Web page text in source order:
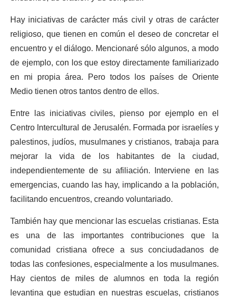
Hay iniciativas de carácter más civil y otras de carácter
religioso, que tienen en común el deseo de concretar el
encuentro y el diálogo. Mencionaré sólo algunos, a modo
de ejemplo, con los que estoy directamente familiarizado
en mi propia área. Pero todos los países de Oriente
Medio tienen otros tantos dentro de ellos.
Entre las iniciativas civiles, pienso por ejemplo en el
Centro Intercultural de Jerusalén. Formada por israelíes y
palestinos, judíos, musulmanes y cristianos, trabaja para
mejorar la vida de los habitantes de la ciudad,
independientemente de su afiliación. Interviene en las
emergencias, cuando las hay, implicando a la población,
facilitando encuentros, creando voluntariado.
También hay que mencionar las escuelas cristianas. Esta
es una de las importantes contribuciones que la
comunidad cristiana ofrece a sus conciudadanos de
todas las confesiones, especialmente a los musulmanes.
Hay cientos de miles de alumnos en toda la región
levantina que estudian en nuestras escuelas, cristianos